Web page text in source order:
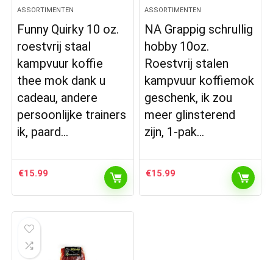
ASSORTIMENTEN
Funny Quirky 10 oz.
roestvrij staal
kampvuur koffie
thee mok dank u
cadeau, andere
persoonlijke trainers
ik, paard…
€15.99
ASSORTIMENTEN
NA Grappig schrullig
hobby 10oz.
Roestvrij stalen
kampvuur koffiemok
geschenk, ik zou
meer glinsterend
zijn, 1-pak…
€15.99